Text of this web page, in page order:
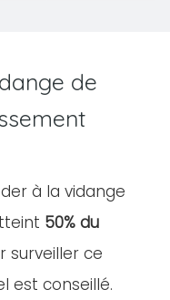
de
à la vidange
50% du
surveiller ce
est conseillé.